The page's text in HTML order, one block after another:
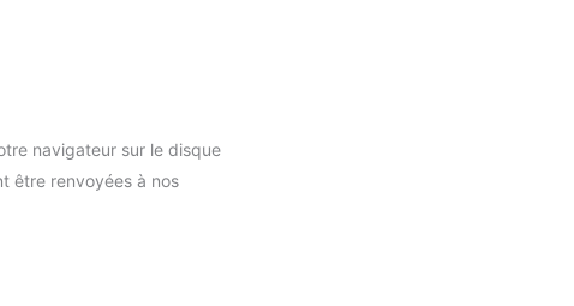
navigateur sur le disque
être renvoyées à nos